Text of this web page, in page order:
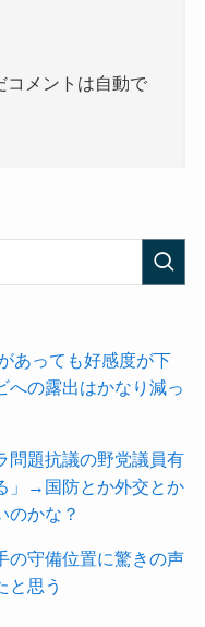
コメントは自動で
あっても好感度が下
の露出はかなり減っ
問題抗議の野党議員有
」→国防とか外交とか
のかな？
の守備位置に驚きの声
と思う